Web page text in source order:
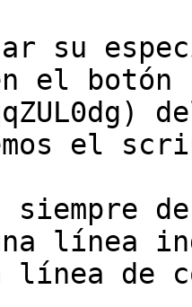
su
el
el
siempre
línea
línea de